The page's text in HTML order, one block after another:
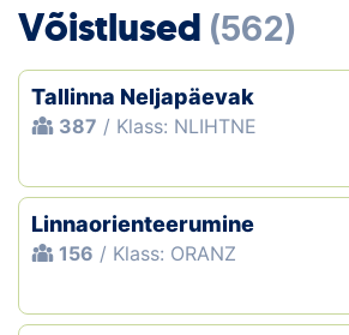
Kaardid
Kalender
Koondised
Tule klubisse!
Tulemused
Võistlused (562)
Tallinna Neljapäevak
387 / Klass: NLIHTNE
Linnaorienteerumine
156 / Klass: ORANZ